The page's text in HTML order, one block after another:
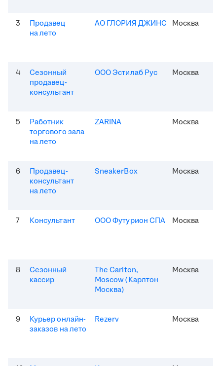
3
Продавец
на лето
АО ГЛОРИЯ ДЖИНС Москва
4
Сезонный
продавец-
консультант
ООО Эстилаб Рус Москва
5
Работник
торгового зала
на лето
ZARINA Москва
6
Продавец-
консультант
на лето
SneakerBox Москва
7 Консультант ООО Футурион СПА Москва
8
Сезонный
кассир
The Carlton,
Moscow (Карлтон
Москва)
Москва
9
Курьер онлайн-
заказов на лето
Rezerv Москва